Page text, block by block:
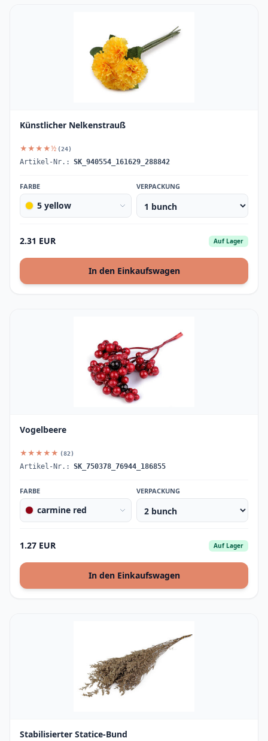
Künstlicher Nelkenstrauß
★★★★½ (24)
Artikel-Nr.: SK_940554_161629_288842
FARBE
5 yellow
VERPACKUNG
2.31 EUR Auf Lager
In den Einkaufswagen
Vogelbeere
★★★★★ (82)
Artikel-Nr.: SK_750378_76944_186855
FARBE
carmine red
VERPACKUNG
1.27 EUR Auf Lager
In den Einkaufswagen
Stabilisierter Statice-Bund